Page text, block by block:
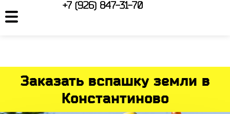
+7 (926) 847-31-70
Заказать вспашку земли в
Константиново